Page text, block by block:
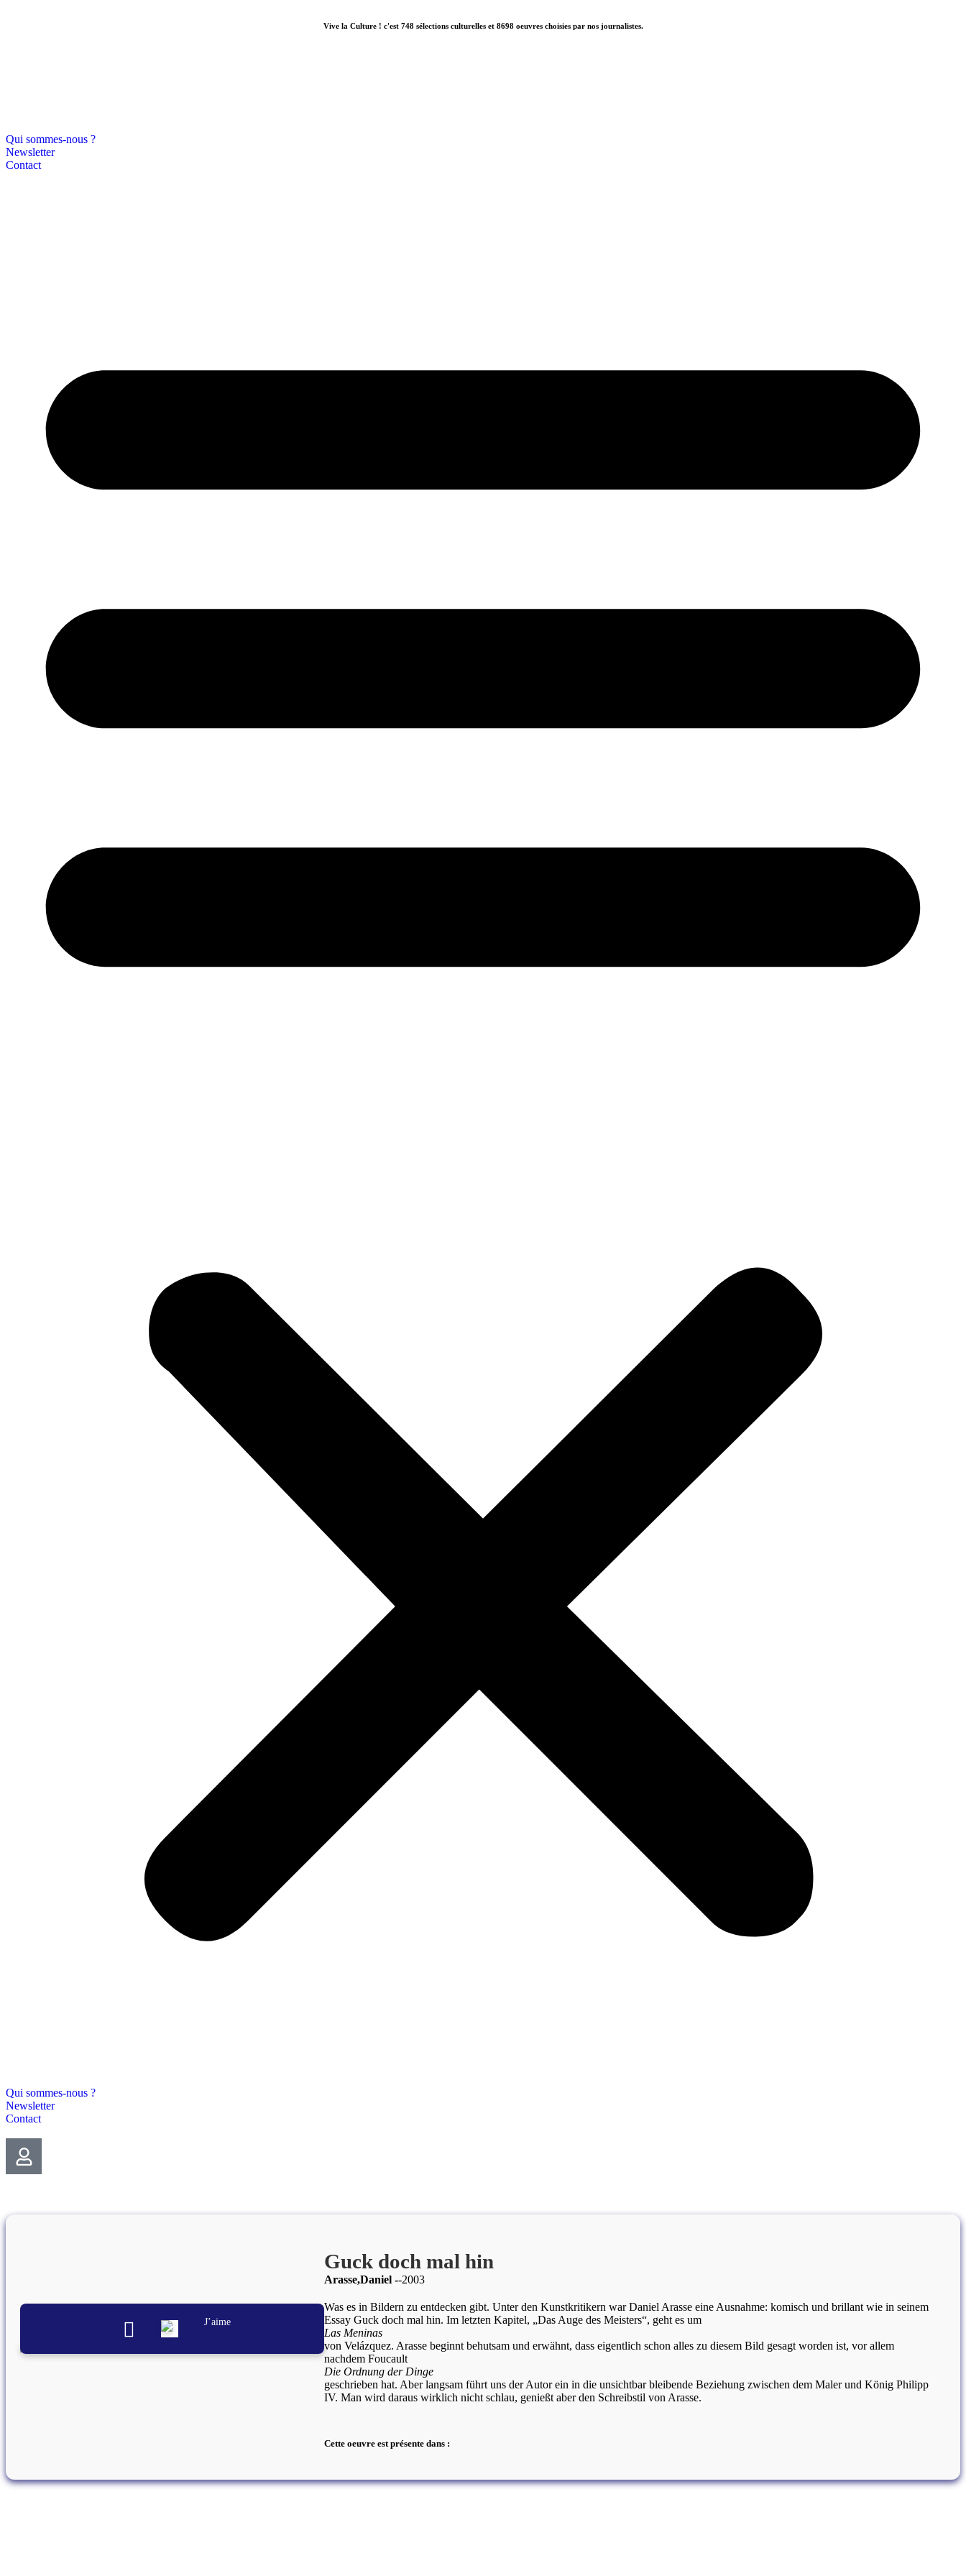
Vive la Culture ! c'est 748 sélections culturelles et 8698 oeuvres choisies par nos journalistes.
Qui sommes-nous ?
Newsletter
Contact
Qui sommes-nous ?
Newsletter
Contact
J’aime
Guck doch mal hin
Arasse,Daniel 2003
Was es in Bildern zu entdecken gibt. Unter den Kunstkritikern war Daniel Arasse eine Ausnahme: komisch und brillant wie in seinem
Essay Guck doch mal hin. Im letzten Kapitel, „Das Auge des Meisters“, geht es um
Las Meninas
von Velázquez. Arasse beginnt behutsam und erwähnt, dass eigentlich schon alles zu diesem Bild gesagt worden ist, vor allem
nachdem Foucault
Die Ordnung der Dinge
geschrieben hat. Aber langsam führt uns der Autor ein in die unsichtbar bleibende Beziehung zwischen dem Maler und König Philipp
IV. Man wird daraus wirklich nicht schlau, genießt aber den Schreibstil von Arasse.
Cette oeuvre est présente dans :